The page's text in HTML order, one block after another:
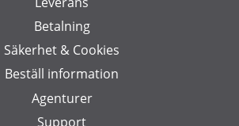
Betalning
Säkerhet & Cookies
Beställ information
Agenturer
Support